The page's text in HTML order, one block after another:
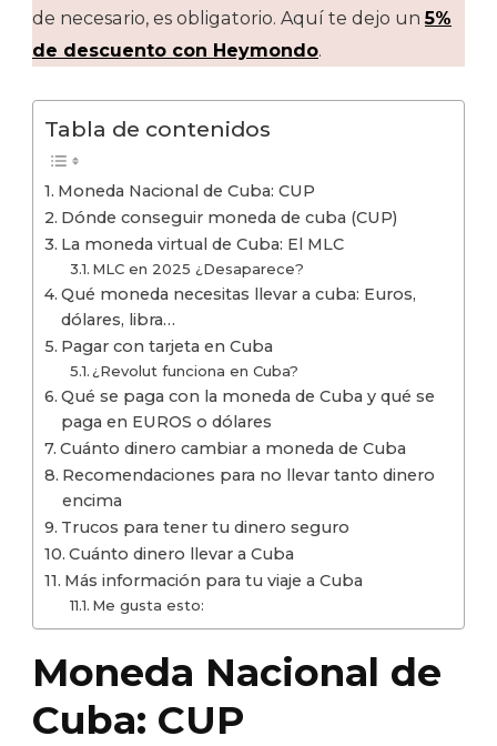
de necesario, es obligatorio. Aquí te dejo un5%
de descuento con Heymondo.
Tabla de contenidos
Moneda Nacional de Cuba: CUP
Dónde conseguir moneda de cuba (CUP)
La moneda virtual de Cuba: El MLC
MLC en 2025 ¿Desaparece?
Qué moneda necesitas llevar a cuba: Euros,
dólares, libra…
Pagar con tarjeta en Cuba
¿Revolut funciona en Cuba?
Qué se paga con la moneda de Cuba y qué se
paga en EUROS o dólares
Cuánto dinero cambiar a moneda de Cuba
Recomendaciones para no llevar tanto dinero
encima
Trucos para tener tu dinero seguro
Cuánto dinero llevar a Cuba
Más información para tu viaje a Cuba
Me gusta esto:
Moneda Nacional de
Cuba: CUP